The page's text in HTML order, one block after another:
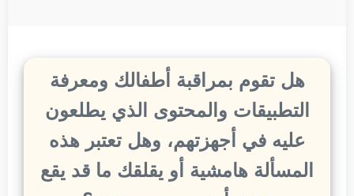
هل تقوم بمراقبة أطفالك ومعرفة
التطبيقات والمحتوى الذي يطلعون
عليه في أجهزتهم، وهل تعتبر هذه
المسألة هامشية أو يقلقك ما قد يقع